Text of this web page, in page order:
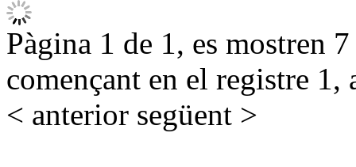
Pàgina 1 de 1, es mostren
començant en el registre 1,
< anterior següent >